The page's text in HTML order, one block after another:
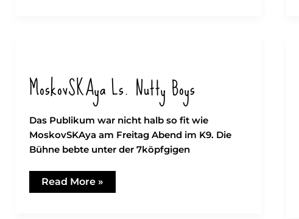
MoskovSKAya Ls. Nutty Boys
Das Publikum war nicht halb so fit wie
MoskovSKAya am Freitag Abend im K9. Die
Bühne bebte unter der 7köpfgigen
MoskovSKAya
ls.
Read More »